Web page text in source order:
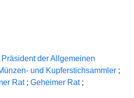
Präsident der Allgemeinen
und Kupferstichsammler ;
Rat ; Geheimer Rat ;